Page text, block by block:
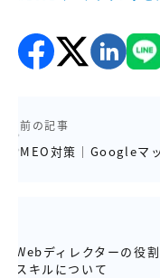
前の記事
MEO対策│Googleマ
Webディレクターの役
スキルについて